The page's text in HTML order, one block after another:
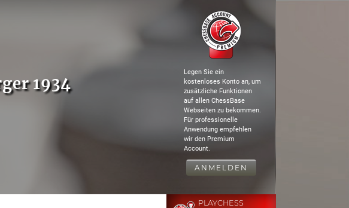
1934
Legen Sie ein
kostenloses Konto an, um
zusätzliche Funktionen
auf allen ChessBase
Webseiten zu bekommen.
Für professionelle
Anwendung empfehlen
wir den Premium
Account.
ANMELDEN
PLAYCHESS